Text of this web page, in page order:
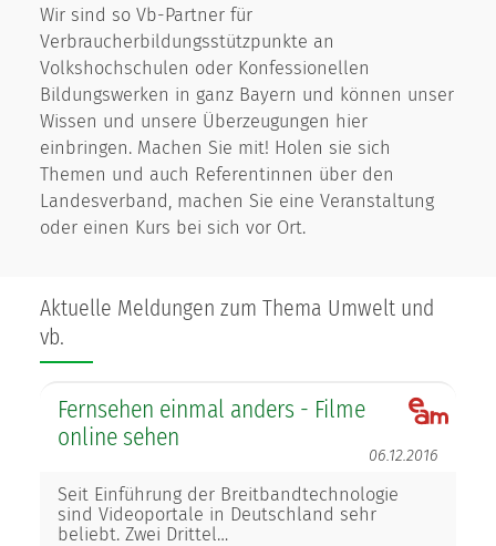
Wir sind so Vb-Partner für
Verbraucherbildungsstützpunkte an
Volkshochschulen oder Konfessionellen
Bildungswerken in ganz Bayern und können unser
Wissen und unsere Überzeugungen hier
einbringen. Machen Sie mit! Holen sie sich
Themen und auch Referentinnen über den
Landesverband, machen Sie eine Veranstaltung
oder einen Kurs bei sich vor Ort.
Aktuelle Meldungen zum Thema Umwelt und
vb.
Fernsehen einmal anders - Filme
online sehen
06.12.2016
Seit Einführung der Breitbandtechnologie
sind Videoportale in Deutschland sehr
beliebt. Zwei Drittel…